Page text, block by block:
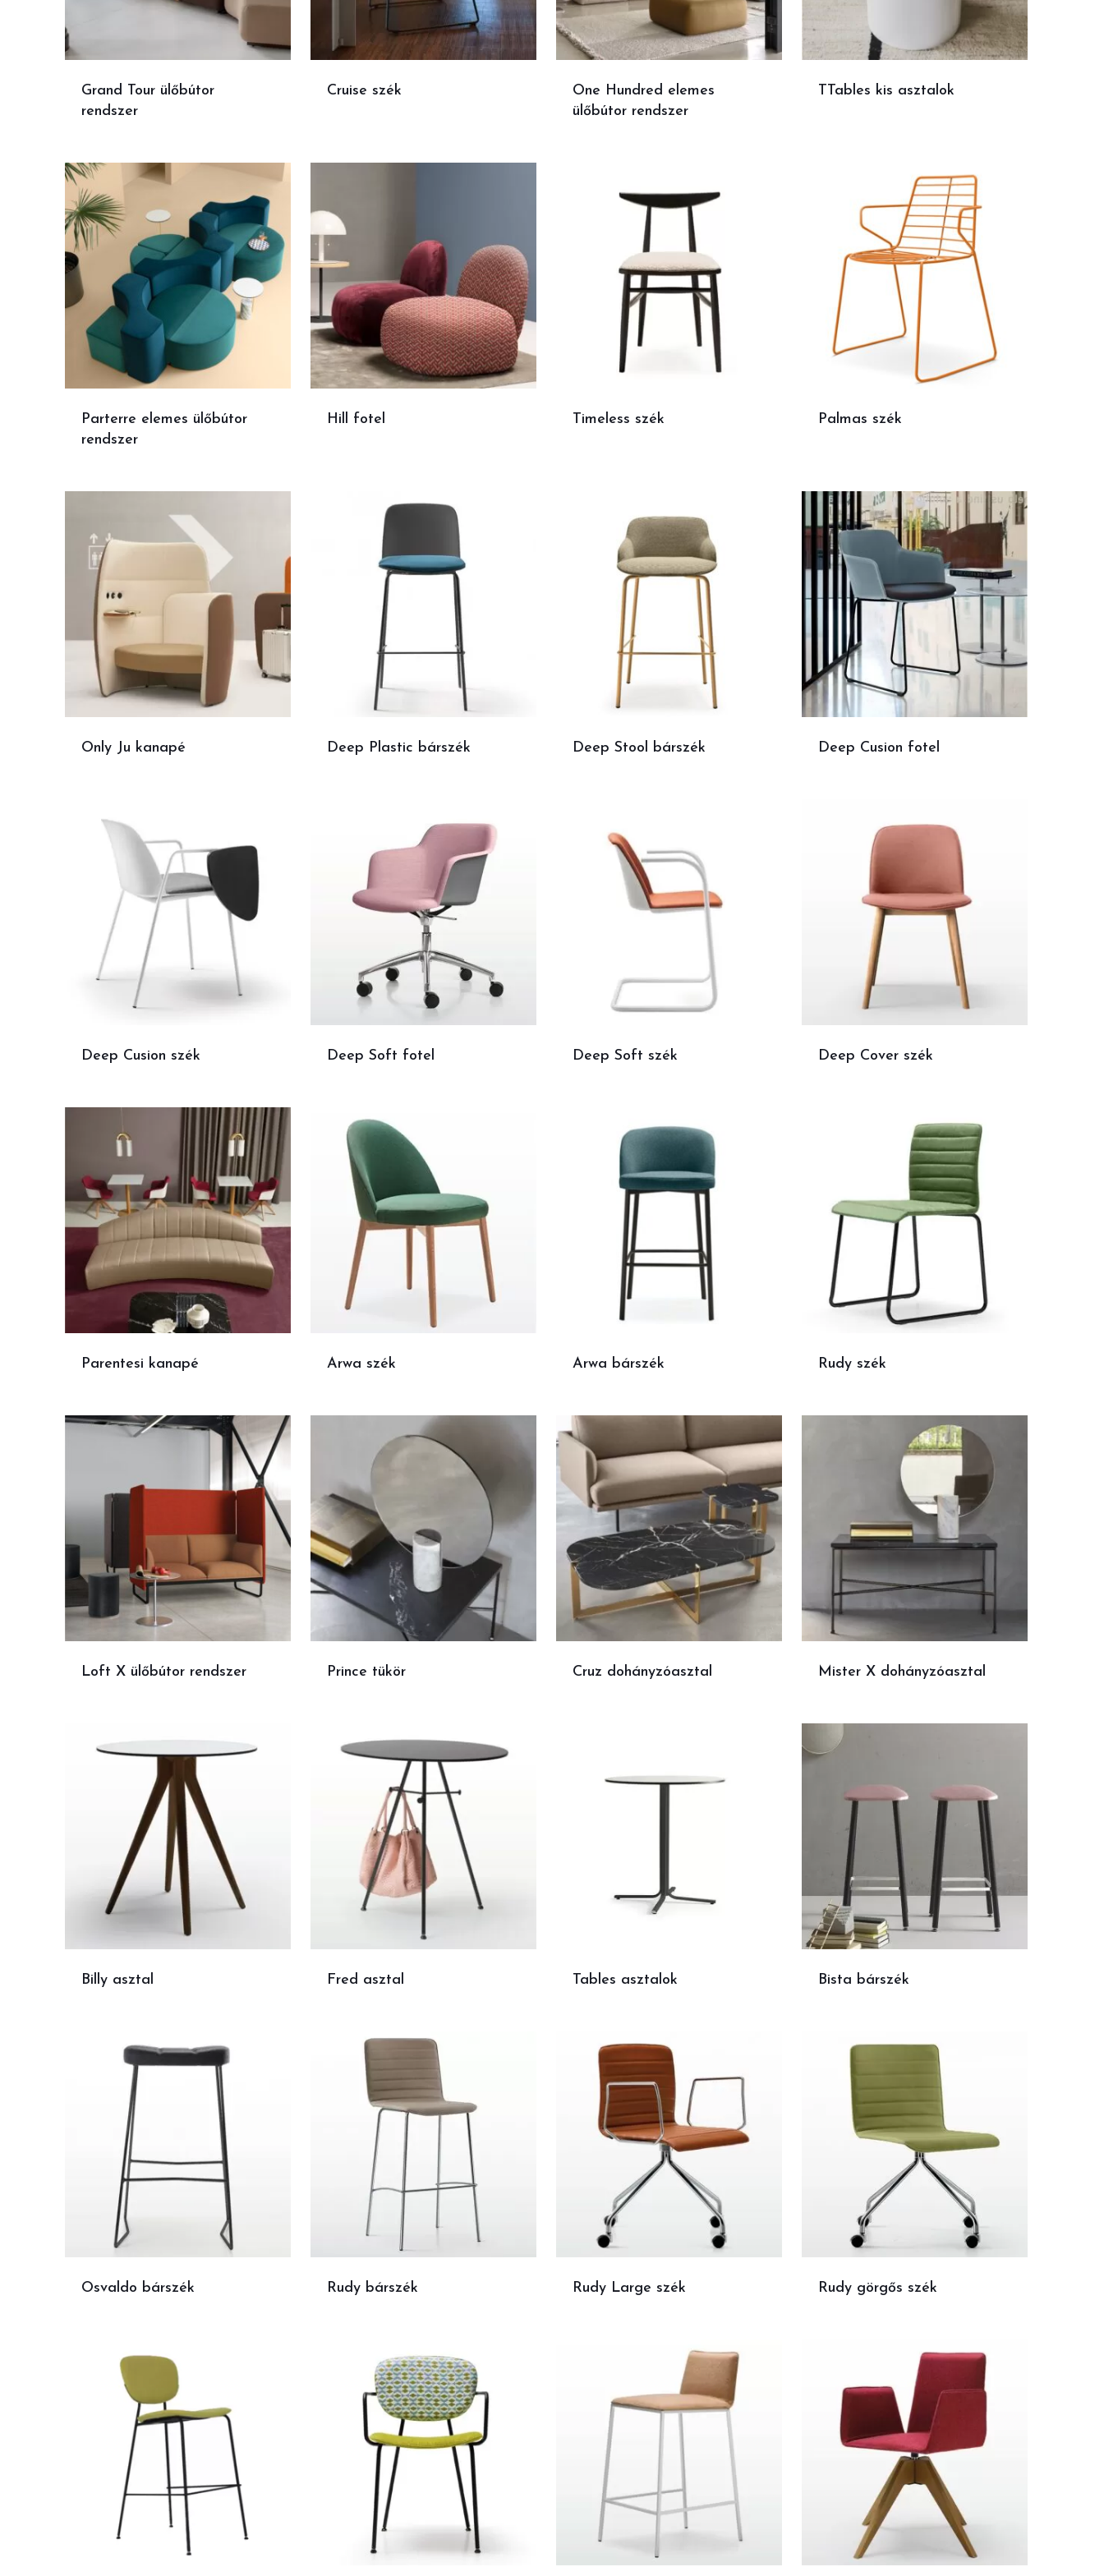
Grand Tour ülőbútor
rendszer
Cruise szék
One Hundred elemes
ülőbútor rendszer
TTables kis asztalok
Parterre elemes ülőbútor
rendszer
Hill fotel Timeless szék Palmas szék
Only Ju kanapé Deep Plastic bárszék Deep Stool bárszék Deep Cusion fotel
Deep Cusion szék Deep Soft fotel Deep Soft szék Deep Cover szék
Parentesi kanapé Arwa szék Arwa bárszék Rudy szék
Loft X ülőbútor rendszer Prince tükör Cruz dohányzóasztal Mister X dohányzóasztal
Billy asztal Fred asztal Tables asztalok Bista bárszék
Osvaldo bárszék Rudy bárszék Rudy Large szék Rudy görgős szék